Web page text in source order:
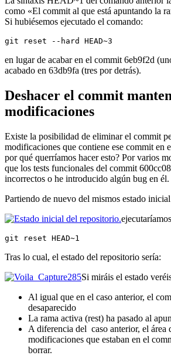
como «El commit al que está apuntando la
Si hubiésemos ejecutado el comando:
git reset --hard HEAD~3
en lugar de acabar en el commit 6eb9f2d
acabado en 63db9fa (tres por detrás).
Deshacer el commit
modificaciones
Existe la posibilidad de eliminar el commit
modificaciones que contiene ese commit en
por qué querríamos hacer esto? Por varios
que los tests funcionales del commit
incorrectos o he introducido algún bug en él.
Partiendo de nuevo del mismos estado inicial
git reset HEAD~1
Tras lo cual, el estado del repositorio sería:
Si miráis el estado
Al igual que en el caso anterior, el
desaparecido
La rama activa (rest) ha pasado al
A diferencia del caso anterior, el área
modificaciones que estaban en el
borrar.